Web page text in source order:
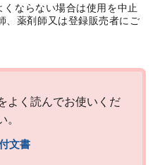
イン 相談窓口
フォーム
ならない場合は使用を中止
、薬剤師又は登録販売者にご
よく読んでお使いくだ
。
文書